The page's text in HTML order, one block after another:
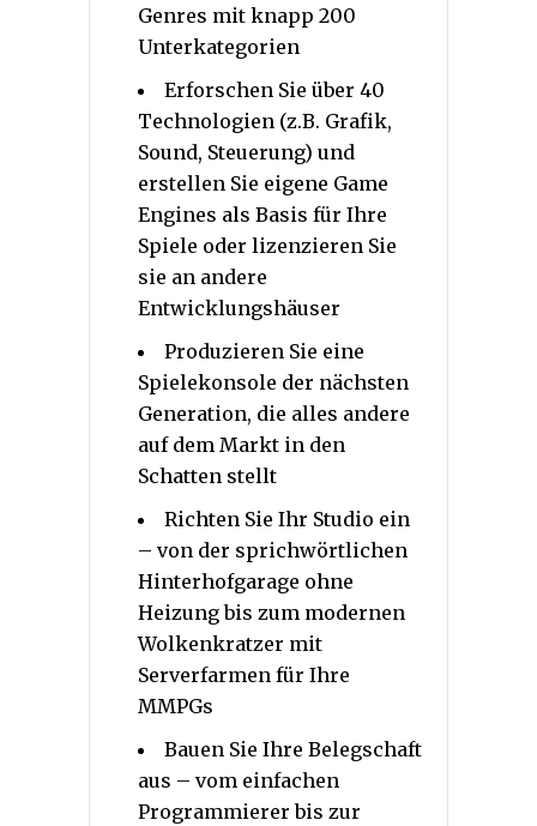
Genres mit knapp 200
Unterkategorien
Erforschen Sie über 40
Technologien (z.B. Grafik,
Sound, Steuerung) und
erstellen Sie eigene Game
Engines als Basis für Ihre
Spiele oder lizenzieren Sie
sie an andere
Entwicklungshäuser
Produzieren Sie eine
Spielekonsole der nächsten
Generation, die alles andere
auf dem Markt in den
Schatten stellt
Richten Sie Ihr Studio ein
– von der sprichwörtlichen
Hinterhofgarage ohne
Heizung bis zum modernen
Wolkenkratzer mit
Serverfarmen für Ihre
MMPGs
Bauen Sie Ihre Belegschaft
aus – vom einfachen
Programmierer bis zur